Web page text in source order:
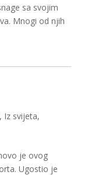
sa svojim
Mnogi od njih
, Iz svijeta,
je ovog
Ugostio je